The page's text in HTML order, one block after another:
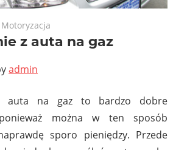
Motoryzacja
z auta na gaz
admin
auta na gaz to bardzo dobre
ponieważ można w ten sposób
sporo pieniędzy. Przede